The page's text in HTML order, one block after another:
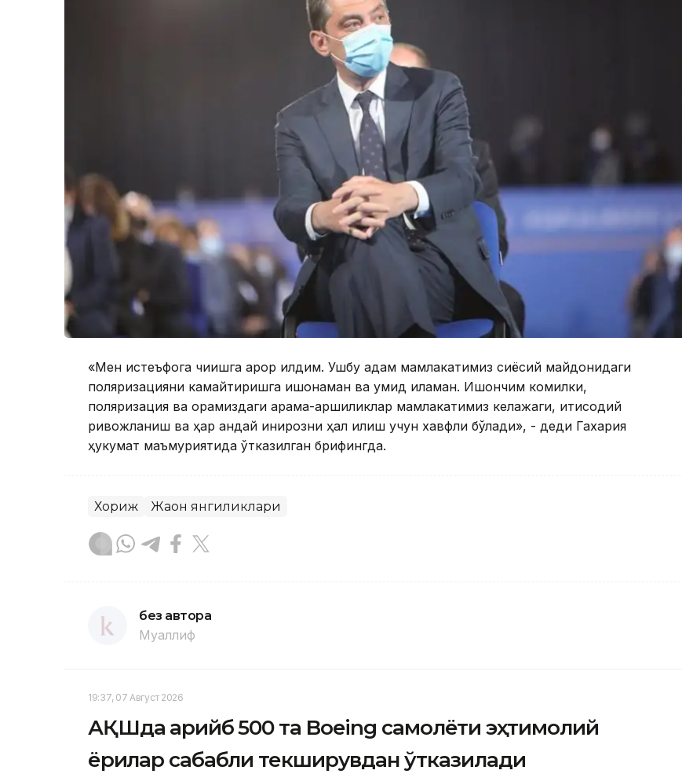
«Мен истеъфога чиқишга қарор қилдим. Ушбу қадам мамлакатимиз сиёсий майдонидаги
поляризацияни камайтиришга ишонаман ва умид қиламан. Ишончим комилки,
поляризация ва орамиздаги қарама-қаршиликлар мамлакатимиз келажаги, иқтисодий
ривожланиш ва ҳар қандай инқирозни ҳал қилиш учун хавфли бўлади», - деди Гахария
ҳукумат маъмуриятида ўтказилган брифингда.
Хориж Жаҳон янгиликлари
без автора
Муаллиф
19:37, 07 Август 2026
АҚШда қарийб 500 та Boeing самолёти эҳтимолий
ёриқлар сабабли текширувдан ўтказилади